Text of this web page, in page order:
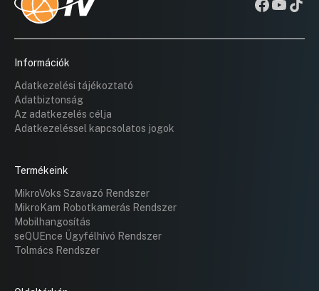
Információk
Adatkezelési tájékoztató
Adatbiztonság
Az adatkezelés célja
Adatkezeléssel kapcsolatos jogok
Termékeink
MikroVoks Szavazó Rendszer
MikroKam Robotkamerás Rendszer
Mobilhangosítás
seQUEnce Ügyfélhívó Rendszer
Tolmács Rendszer